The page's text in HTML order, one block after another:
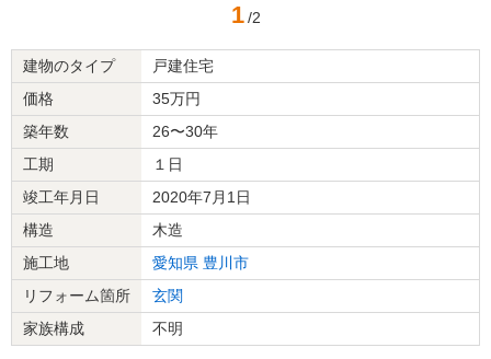
1 /2
建物のタイプ
戸建住宅
価格
35万円
築年数
26〜30年
工期
１日
竣工年月日
2020年7月1日
構造
木造
施工地
愛知県 豊川市
リフォーム箇所
玄関
家族構成
不明